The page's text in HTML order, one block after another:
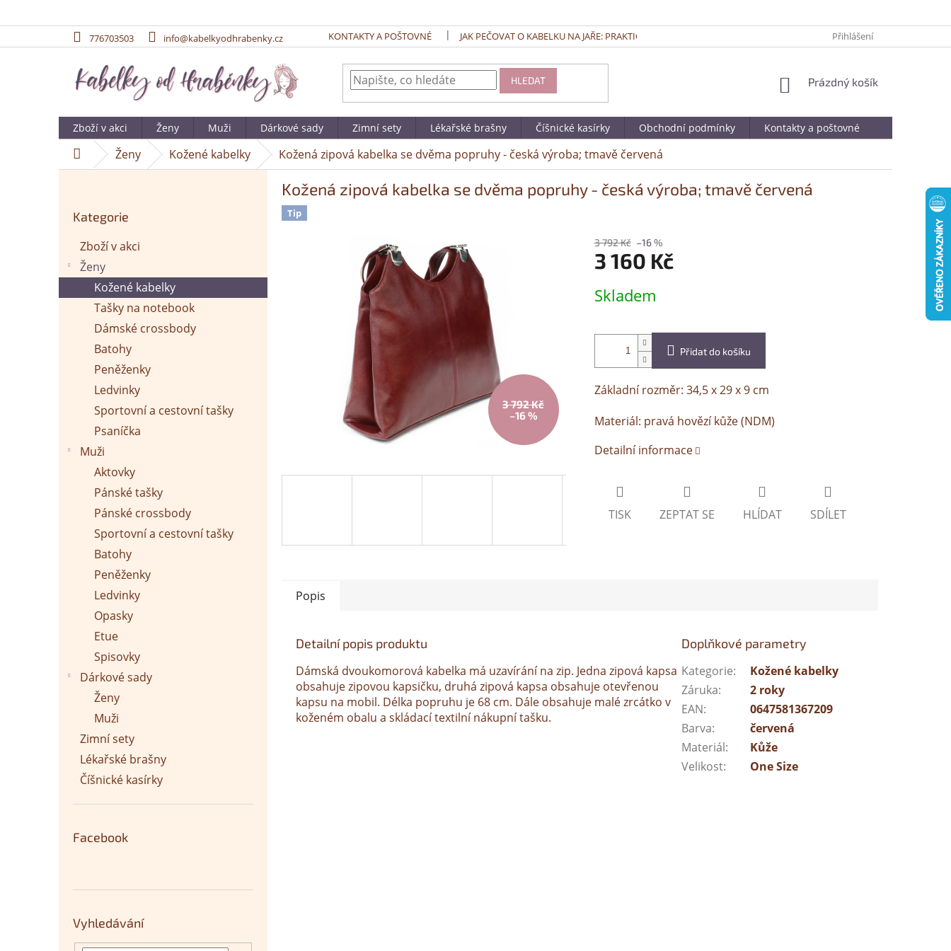
776703503 info@kabelkyodhrabenky.cz KONTAKTY A POŠTOVNÉ JAK PEČOVAT O KABELKU NA JAŘE: PRAKTICKÉ TIPY PRO DELŠÍ ŽIVOTNOST VAŠÍ OBLÍBENÉ KABELKY
Přihlášení
HLEDAT
NÁKUPNÍ
Prázdný košík
Zboží v akci Ženy Muži Dárkové sady Zimní sety Lékařské brašny Číšnické kasírky Obchodní podmínky Kontakty a poštovné
DomůŽeny Kožené kabelky Kožená zipová kabelka se dvěma popruhy - česká výroba; tmavě červená
í
kategorie
Kategorie
Zboží v akci
Ženy
Kožené kabelky
Tašky na notebook
Dámské crossbody
Batohy
Peněženky
Ledvinky
Sportovní a cestovní tašky
Psaníčka
Muži
Aktovky
Pánské tašky
Pánské crossbody
Sportovní a cestovní tašky
Batohy
Peněženky
Ledvinky
Opasky
Etue
Spisovky
Dárkové sady
Ženy
Muži
Zimní sety
Lékařské brašny
Číšnické kasírky
Facebook
Vyhledávání
Kožená zipová kabelka se dvěma popruhy - česká výroba; tmavě červená
Tip
3 792 Kč
–16 %
3 792 Kč –16 %
3 160 Kč
cena:
Skladem
Přidat do košíku
Základní rozměr: 34,5 x 29 x 9 cm
Materiál: pravá hovězí kůže (NDM)
Detailní informace
TISK ZEPTAT SE HLÍDAT SDÍLET
Popis
Detailní popis produktu
Dámská dvoukomorová kabelka má uzavírání na zip. Jedna zipová kapsa
obsahuje zipovou kapsičku, druhá zipová kapsa obsahuje otevřenou
kapsu na mobil. Délka popruhu je 68 cm. Dále obsahuje malé zrcátko v
koženém obalu a skládací textilní nákupní tašku.
Doplňkové parametry
Kategorie:
Kožené kabelky
Záruka:
2 roky
EAN:
0647581367209
Barva:
červená
Materiál:
Kůže
Velikost: One Size